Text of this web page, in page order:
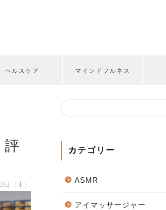
ヘルスケア マインドフルネス
評
（木）
カテゴリー
ASMR
アイマッサージャー